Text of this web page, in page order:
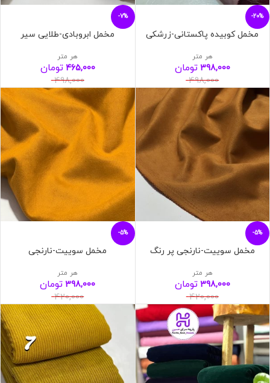
-20%
مخمل کوبیده پاکستانی-زرشکی
498,000
398,000 تومان
هر متر
-7%
مخمل ابروبادی-طلایی سیر
498,000
465,000 تومان
هر متر
-5%
مخمل سوییت-نارنجی پر رنگ
420,000
398,000 تومان
هر متر
-5%
مخمل سوییت-نارنجی
420,000
398,000 تومان
هر متر